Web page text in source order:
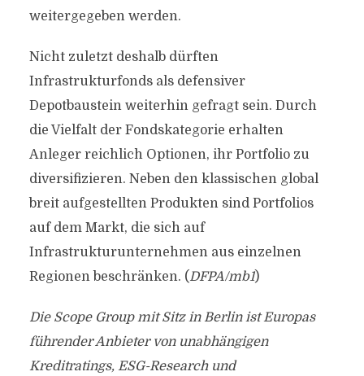
weitergegeben werden.
Nicht zuletzt deshalb dürften
Infrastrukturfonds als defensiver
Depotbaustein weiterhin gefragt sein. Durch
die Vielfalt der Fondskategorie erhalten
Anleger reichlich Optionen, ihr Portfolio zu
diversifizieren. Neben den klassischen global
breit aufgestellten Produkten sind Portfolios
auf dem Markt, die sich auf
Infrastrukturunternehmen aus einzelnen
Regionen beschränken. (DFPA/mb1)
Die Scope Group mit Sitz in Berlin ist Europas
führender Anbieter von unabhängigen
Kreditratings, ESG-Research und